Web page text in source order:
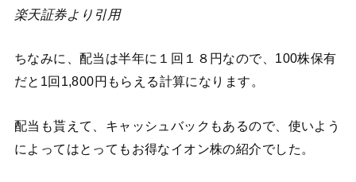
楽天証券より引用
ちなみに、配当は半年に１回１８円なので、100株保有
だと1回1,800円もらえる計算になります。
配当も貰えて、キャッシュバックもあるので、使いよう
によってはとってもお得なイオン株の紹介でした。